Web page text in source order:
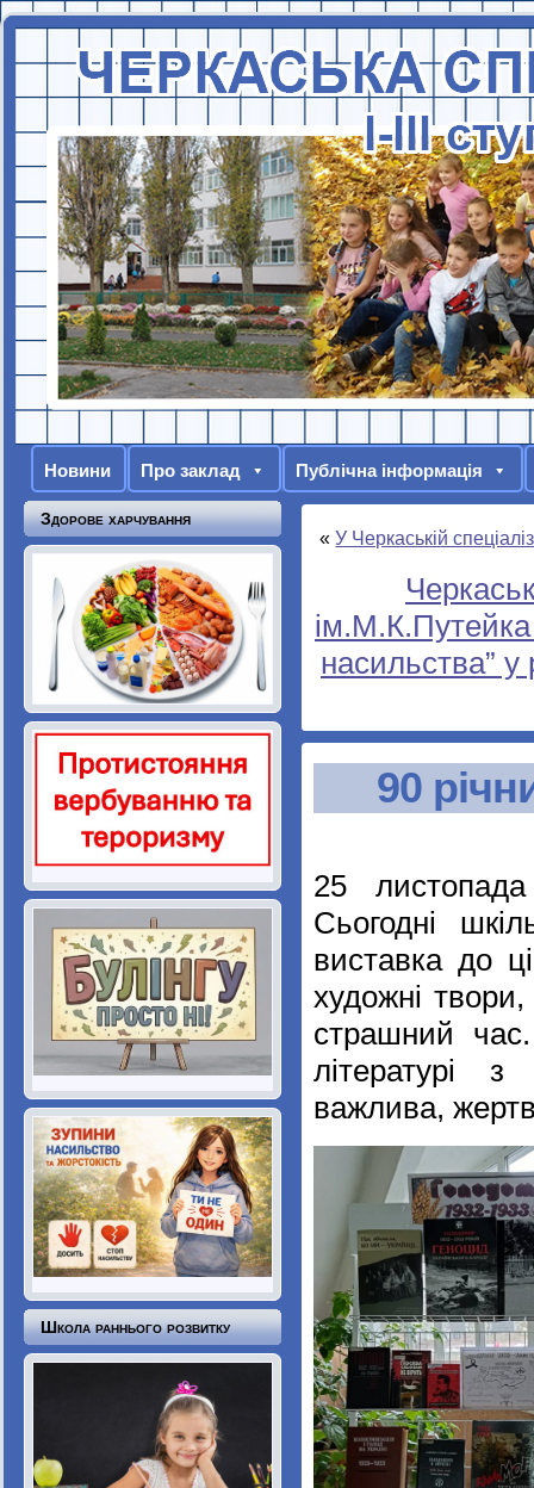
Новини Про заклад Публічна інформація
Здорове харчування
Школа раннього розвитку
«У Черкаській
ім.М.К.Путейка
насильства” у
90
25
Сьогодні
виставка до
художні
страшний
літературі
важлива,